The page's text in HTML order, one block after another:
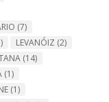
(7)
LEVANÓIZ (2)
(14)
(1)
(1)